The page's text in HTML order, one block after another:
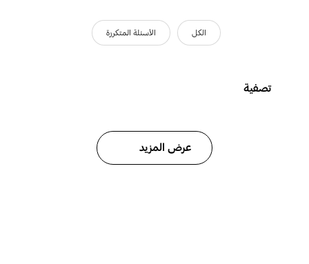
الكل الأسئلة المتكررة
تصفية
عرض المزيد